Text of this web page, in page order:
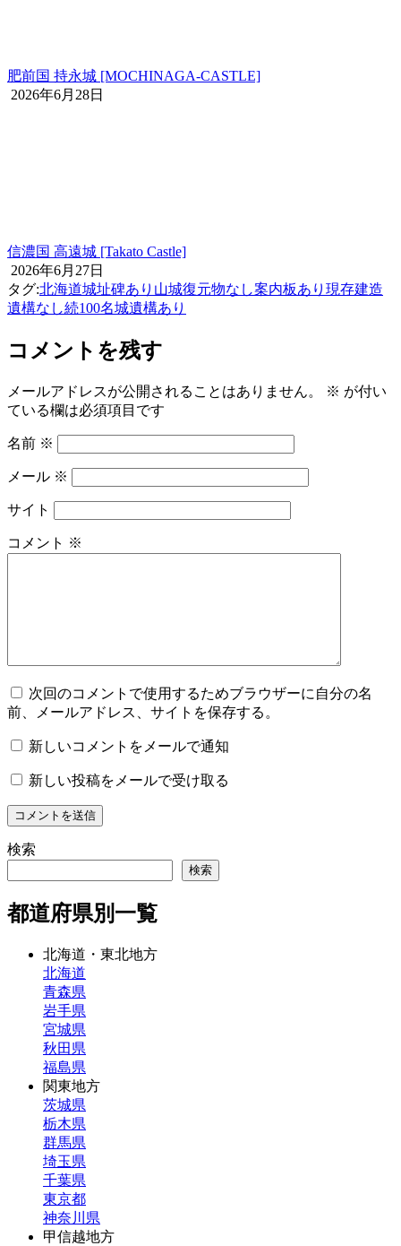
肥前国 持永城 [MOCHINAGA-CASTLE]
2026年6月28日
信濃国 高遠城 [Takato Castle]
2026年6月27日
タグ:北海道城址碑あり 山城復元物なし案内板あり 現存建造
遺構なし続100名城遺構あり
コメントを残す
メールアドレスが公開されることはありません。 ※ が付い
ている欄は必須項目です
名前 ※
メール ※
サイト
コメント ※
次回のコメントで使用するためブラウザーに自分の名
前、メールアドレス、サイトを保存する。
新しいコメントをメールで通知
新しい投稿をメールで受け取る
検索
検索
都道府県別一覧
北海道・東北地方
北海道
青森県
岩手県
宮城県
秋田県
福島県
関東地方
茨城県
栃木県
群馬県
埼玉県
千葉県
東京都
神奈川県
甲信越地方